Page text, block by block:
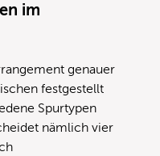
im
genauer
festgestellt
Spurtypen
nämlich vier